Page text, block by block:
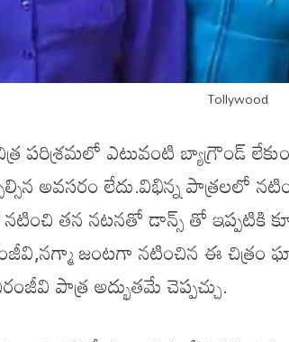
Tollywood
పరిశ్రమలో ఎటువంటి బ్యాగ్రౌండ్
అవసరం లేదు.విభిన్న పాత్రలలో
తన నటనతో డాన్స్ తో ఇప్పటికి కూడా
జంటగా నటించిన ఈ
పాత్ర అద్భుతమే చెప్పచ్చు.